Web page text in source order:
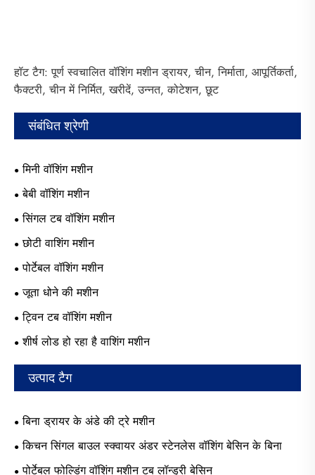
हॉट टैग: पूर्ण स्वचालित वॉशिंग मशीन ड्रायर, चीन, निर्माता, आपूर्तिकर्ता,
फैक्टरी, चीन में निर्मित, खरीदें, उन्नत, कोटेशन, छूट
संबंधित श्रेणी
मिनी वॉशिंग मशीन
बेबी वॉशिंग मशीन
सिंगल टब वॉशिंग मशीन
छोटी वाशिंग मशीन
पोर्टेबल वॉशिंग मशीन
जूता धोने की मशीन
ट्विन टब वॉशिंग मशीन
शीर्ष लोड हो रहा है वाशिंग मशीन
उत्पाद टैग
बिना ड्रायर के अंडे की ट्रे मशीन
किचन सिंगल बाउल स्क्वायर अंडर स्टेनलेस वॉशिंग बेसिन के बिना
पोर्टेबल फोल्डिंग वॉशिंग मशीन टब लॉन्ड्री बेसिन